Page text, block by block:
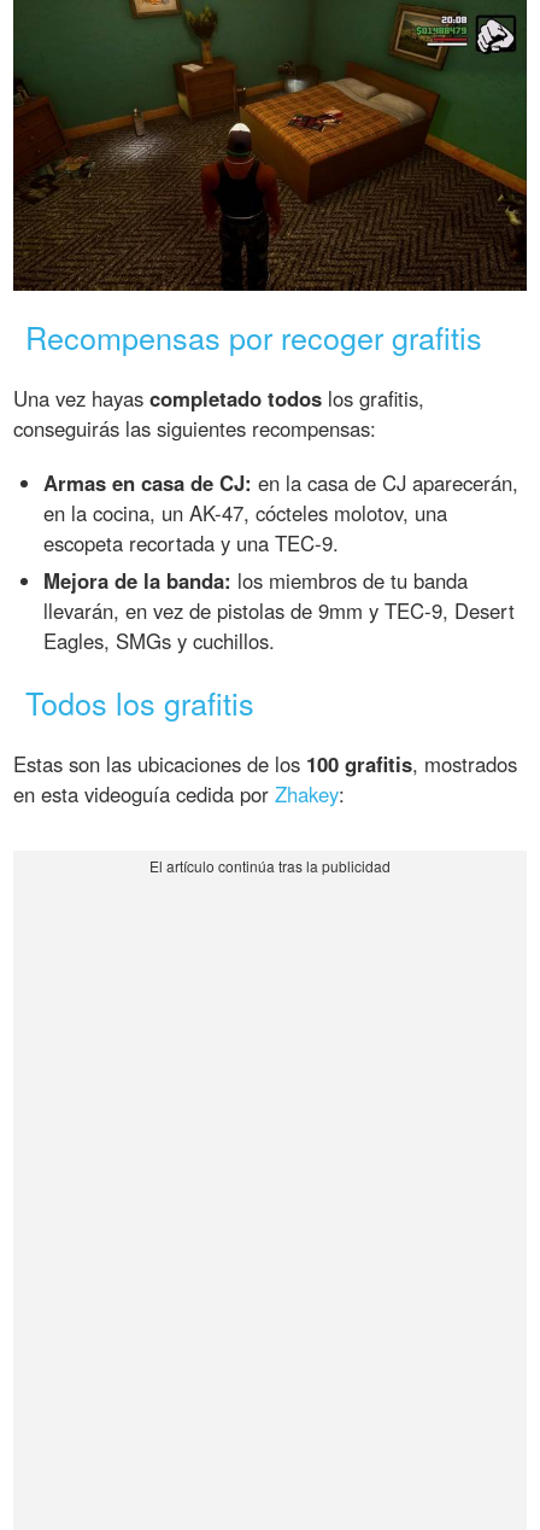
Recompensas por recoger grafitis
Una vez hayascompletado todos los grafitis,
conseguirás las siguientes recompensas:
Armas en casa de CJ: en la casa de CJ aparecerán,
en la cocina, un AK-47, cócteles molotov, una
escopeta recortada y una TEC-9.
Mejora de la banda: los miembros de tu banda
llevarán, en vez de pistolas de 9mm y TEC-9, Desert
Eagles, SMGs y cuchillos.
Todos los grafitis
Estas son las ubicaciones de los 100 grafitis, mostrados
en esta videoguía cedida porZhakey: